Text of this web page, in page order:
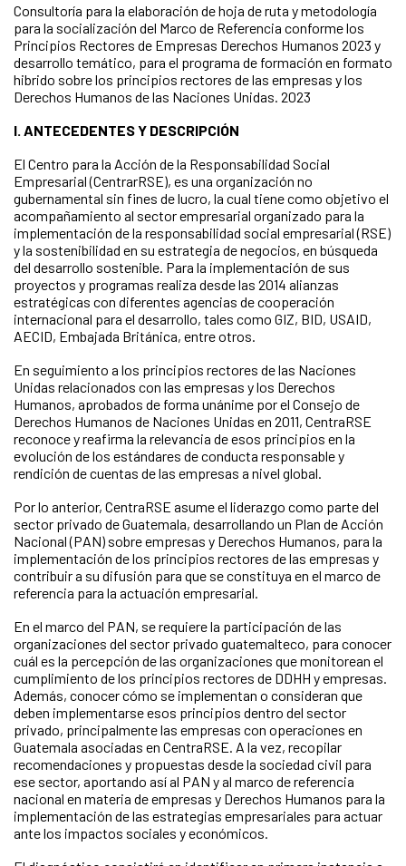
Consultoría para la elaboración de hoja de ruta y metodología
para la socialización del Marco de Referencia conforme los
Principios Rectores de Empresas Derechos Humanos 2023 y
desarrollo temático, para el programa de formación en formato
hibrido sobre los principios rectores de las empresas y los
Derechos Humanos de las Naciones Unidas. 2023
I. ANTECEDENTES Y DESCRIPCIÓN
El Centro para la Acción de la Responsabilidad Social
Empresarial (CentrarRSE), es una organización no
gubernamental sin fines de lucro, la cual tiene como objetivo el
acompañamiento al sector empresarial organizado para la
implementación de la responsabilidad social empresarial (RSE)
y la sostenibilidad en su estrategia de negocios, en búsqueda
del desarrollo sostenible. Para la implementación de sus
proyectos y programas realiza desde las 2014 alianzas
estratégicas con diferentes agencias de cooperación
internacional para el desarrollo, tales como GIZ, BID, USAID,
AECID, Embajada Británica, entre otros.
En seguimiento a los principios rectores de las Naciones
Unidas relacionados con las empresas y los Derechos
Humanos, aprobados de forma unánime por el Consejo de
Derechos Humanos de Naciones Unidas en 2011, CentraRSE
reconoce y reafirma la relevancia de esos principios en la
evolución de los estándares de conducta responsable y
rendición de cuentas de las empresas a nivel global.
Por lo anterior, CentraRSE asume el liderazgo como parte del
sector privado de Guatemala, desarrollando un Plan de Acción
Nacional (PAN) sobre empresas y Derechos Humanos, para la
implementación de los principios rectores de las empresas y
contribuir a su difusión para que se constituya en el marco de
referencia para la actuación empresarial.
En el marco del PAN, se requiere la participación de las
organizaciones del sector privado guatemalteco, para conocer
cuál es la percepción de las organizaciones que monitorean el
cumplimiento de los principios rectores de DDHH y empresas.
Además, conocer cómo se implementan o consideran que
deben implementarse esos principios dentro del sector
privado, principalmente las empresas con operaciones en
Guatemala asociadas en CentraRSE. A la vez, recopilar
recomendaciones y propuestas desde la sociedad civil para
ese sector, aportando así al PAN y al marco de referencia
nacional en materia de empresas y Derechos Humanos para la
implementación de las estrategias empresariales para actuar
ante los impactos sociales y económicos.